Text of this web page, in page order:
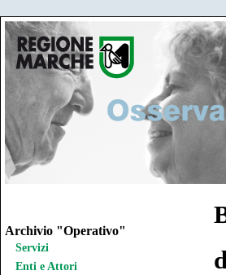
Archivio "Operativo"
Servizi
Enti e Attori